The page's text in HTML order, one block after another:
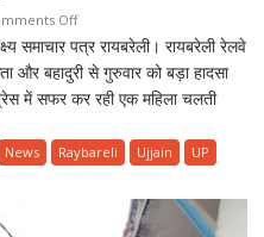
Offon
चलती
ट्रेन
में
महिला
समाचार पत्र रायबरेली। रायबरेली रेलवे
और बहादुरी से गुरुवार को बड़ा हादसा
में सफर कर रही एक महिला चलती
News Raybareli Ujjain UP